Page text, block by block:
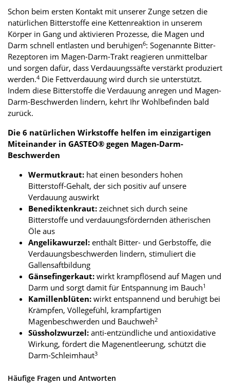
Schon beim ersten Kontakt mit unserer Zunge setzen die
natürlichen Bitterstoffe eine Kettenreaktion in unserem
Körper in Gang und aktivieren Prozesse, die Magen und
Darm schnell entlasten und beruhigen6: Sogenannte Bitter-
Rezeptoren im Magen-Darm-Trakt reagieren unmittelbar
und sorgen dafür, dass Verdauungssäfte verstärkt produziert
werden.4 Die Fettverdauung wird durch sie unterstützt.
Indem diese Bitterstoffe die Verdauung anregen und Magen-
Darm-Beschwerden lindern, kehrt Ihr Wohlbefinden bald
zurück.
Die 6 natürlichen Wirkstoffe helfen im einzigartigen
Miteinander in GASTEO® gegen Magen-Darm-
Beschwerden
Wermutkraut: hat einen besonders hohen
Bitterstoff-Gehalt, der sich positiv auf unsere
Verdauung auswirkt
Benediktenkraut: zeichnet sich durch seine
Bitterstoffe und verdauungsfördernden ätherischen
Öle aus
Angelikawurzel: enthält Bitter- und Gerbstoffe, die
Verdauungsbeschwerden lindern, stimuliert die
Gallensaftbildung
Gänsefingerkaut: wirkt krampflösend auf Magen und
Darm und sorgt damit für Entspannung im Bauch1
Kamillenblüten: wirkt entspannend und beruhigt bei
Krämpfen, Völlegefühl, krampfartigen
Magenbeschwerden und Bauchweh2
Süssholzwurzel: anti-entzündliche und antioxidative
Wirkung, fördert die Magenentleerung, schützt die
Darm-Schleimhaut3
Häufige Fragen und Antworten